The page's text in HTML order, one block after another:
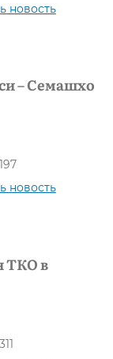
новость
– Семашхо
197
новость
ТКО в
311